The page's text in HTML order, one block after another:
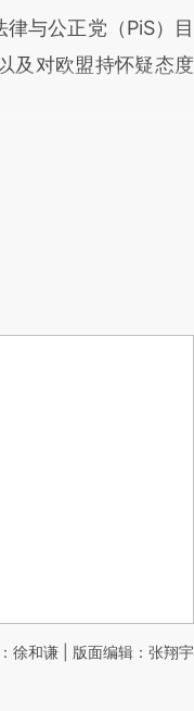
与公正党（PiS）目
及对欧盟持怀疑态度
徐和谦 | 版面编辑：张翔宇